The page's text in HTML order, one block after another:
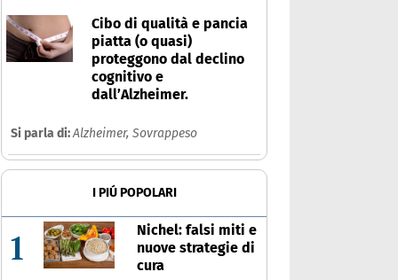
Cibo di qualità e pancia
piatta (o quasi)
proteggono dal declino
cognitivo e
dall’Alzheimer.
Si parla di:Alzheimer, Sovrappeso
I PIÚ POPOLARI
1
Nichel: falsi miti e
nuove strategie di
cura